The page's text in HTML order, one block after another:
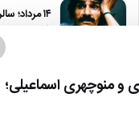
۱۴
شعر بود
استایل
مورد توجه
منوچهری اسماعیلی؛